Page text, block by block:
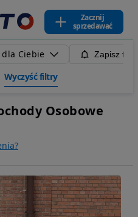
Zacznij
sprzedawać
Ciebie Zapisz
Wyczyść filtry
Osobowe